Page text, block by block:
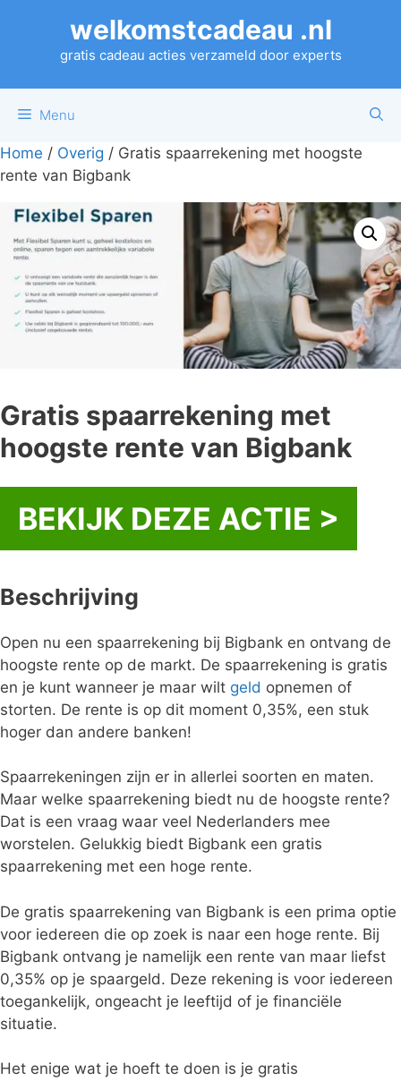
welkomstcadeau .nl
gratis cadeau acties verzameld door experts
Menu
Home / Overig / Gratis spaarrekening met hoogste
rente van Bigbank
Gratis spaarrekening met
hoogste rente van Bigbank
BEKIJK DEZE ACTIE >
Beschrijving
Open nu een spaarrekening bij Bigbank en ontvang de
hoogste rente op de markt. De spaarrekening is gratis
en je kunt wanneer je maar wilt geld opnemen of
storten. De rente is op dit moment 0,35%, een stuk
hoger dan andere banken!
Spaarrekeningen zijn er in allerlei soorten en maten.
Maar welke spaarrekening biedt nu de hoogste rente?
Dat is een vraag waar veel Nederlanders mee
worstelen. Gelukkig biedt Bigbank een gratis
spaarrekening met een hoge rente.
De gratis spaarrekening van Bigbank is een prima optie
voor iedereen die op zoek is naar een hoge rente. Bij
Bigbank ontvang je namelijk een rente van maar liefst
0,35% op je spaargeld. Deze rekening is voor iedereen
toegankelijk, ongeacht je leeftijd of je financiële
situatie.
Het enige wat je hoeft te doen is je gratis